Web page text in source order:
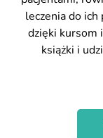
leczenia do
dzięki kursom
książki i